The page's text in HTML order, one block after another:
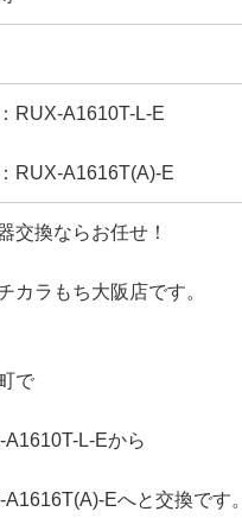
RUX-A1610T-L-E
RUX-A1616T(A)-E
交換ならお任せ！
カラもち大阪店です。
で
L-Eから
Eへと交換です。